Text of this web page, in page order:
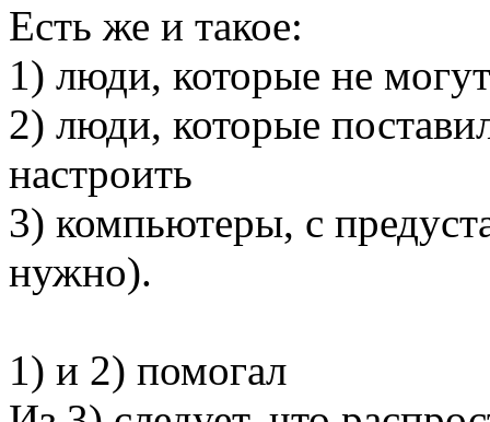
Есть же и такое:
1) люди, которые не
2) люди, которые
настроить
3) компьютеры, с
нужно).
1) и 2) помогал